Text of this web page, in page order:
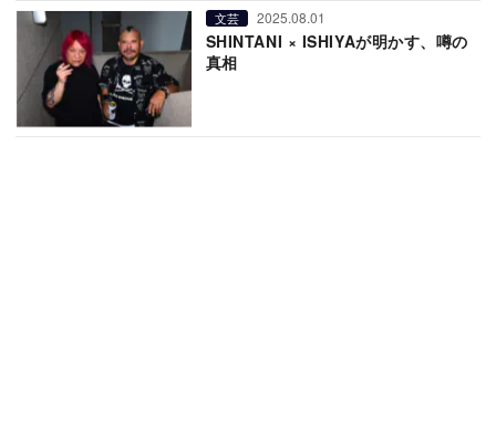
文芸 2025.08.01
SHINTANI × ISHIYAが明かす、噂の
真相